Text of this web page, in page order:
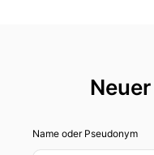
00:00:43:
Podcastaufnahme
Name oder Pseudonym